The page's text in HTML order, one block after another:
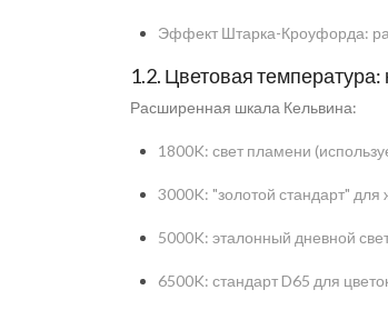
Эффект Штарка-Кроуфорда:
1.2. Цветовая
Расширенная шкала Кельвина:
1800K: свет пламени
3000K: "золотой стандарт"
5000K: эталонный дневной
6500K: стандарт D65 для